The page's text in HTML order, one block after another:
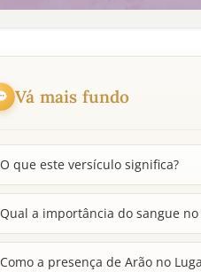
Vá mais fundo
O que este versículo significa?
Qual a importância do sangue
Como a presença de Arão no